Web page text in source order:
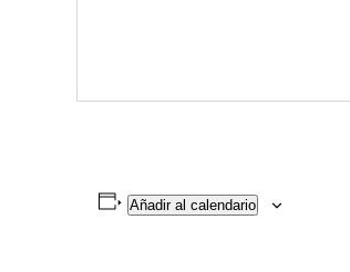
Añadir al calendario